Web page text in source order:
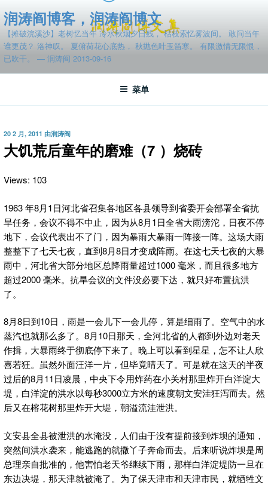
至
容
润涛阎博客，润涛阎博文
【摊破浣溪沙】老树忆当年 冷水秋烟夕日残， 枯枝索忆雾波间。 敢问当年
谁更茂？ 洛神叹。 夏俯荷花心底热， 秋抛色叶玉笛寒。 有限激情无限恨，
已吹干。 — 润涛阎 2013-09-16
菜单
发
于
20 2 月, 2011 由润涛阎
大饥荒后童年的磨难（7 ）烧砖
Views: 103
1963 年8月1日河北省召集各地区各县领导到省委开会部署全省抗
旱任务， 会议不得不中止，因为从8月1日全省大雨滂沱，日夜不停
地下，会议代表出不了门，因为暴雨大暴雨一阵接一阵。这场大雨
整整下了七天七夜，直到8月8日才变成阵雨。在这七天七夜的大暴
雨中，河北省大部分地区总降雨量超过1000 毫米，而且很多地方
超过2000 毫米。抗旱会议的文件没必要下达，就只好布置抗洪
了。
8月8日到10日，雨是一会儿下一会儿停，算是细雨了。空气中的水
蒸汽也就那么多了。8月10日那天，全河北省的人都到外边对老天
作揖，大暴雨终于彻底停下来了。晚上可以看到星星，怎不让人欣
喜若狂。虽然外面汪洋一片，但毕竟晴天了。可是就在这天的半夜
过后的8月11日凌晨，中央下令用炸药在小关村那里炸开白洋淀大
堤，白洋淀的洪水以每秒3000立方米的速度朝文安洼狂泻而去。然
后又在榕花树那里炸开大堤，朝溢流洼泄洪。
文安县全县被泄洪的水淹没，人们由于没有提前接到炸坝的通知，
突然间洪水袭来，能逃跑的就撒丫子奔命而去。后来听说炸坝是周
总理亲自批准的，他害怕老天爷继续下雨，那样白洋淀堤防一旦在
东边决堤，那天津就被淹了。为了保天津市和天津市民，就牺牲文